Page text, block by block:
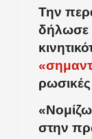
Την
δήλωσε
ρωσικές
στην